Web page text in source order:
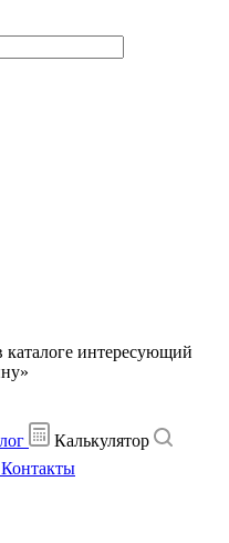
каталоге интересующий
Калькулятор
Контакты